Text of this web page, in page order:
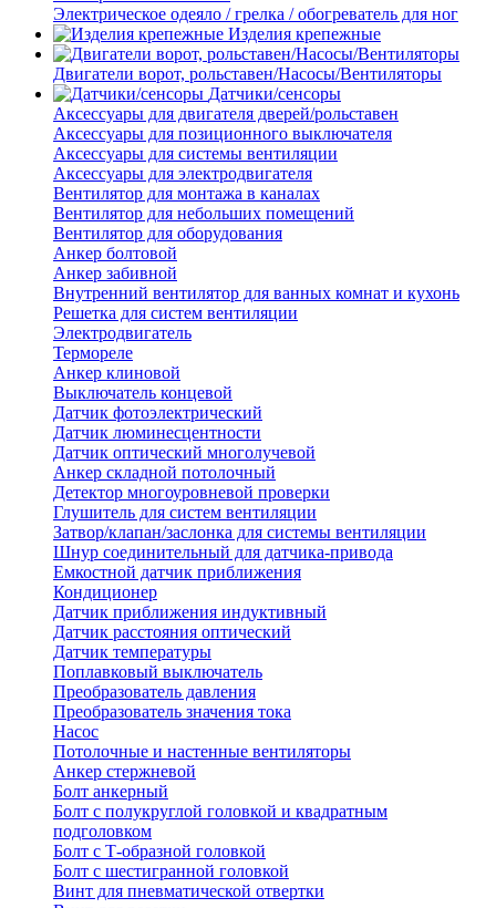
Электрическое одеяло / грелка / обогреватель для ног
Изделия крепежные
Двигатели ворот, рольставен/Насосы/Вентиляторы
Датчики/сенсоры
Аксессуары для двигателя дверей/рольставен
Аксессуары для позиционного выключателя
Аксессуары для системы вентиляции
Аксессуары для электродвигателя
Вентилятор для монтажа в каналах
Вентилятор для небольших помещений
Вентилятор для оборудования
Анкер болтовой
Анкер забивной
Внутренний вентилятор для ванных комнат и кухонь
Решетка для систем вентиляции
Электродвигатель
Термореле
Анкер клиновой
Выключатель концевой
Датчик фотоэлектрический
Датчик люминесцентности
Датчик оптический многолучевой
Анкер складной потолочный
Детектор многоуровневой проверки
Глушитель для систем вентиляции
Затвор/клапан/заслонка для системы вентиляции
Шнур соединительный для датчика-привода
Емкостной датчик приближения
Кондиционер
Датчик приближения индуктивный
Датчик расстояния оптический
Датчик температуры
Поплавковый выключатель
Преобразователь давления
Преобразователь значения тока
Насос
Потолочные и настенные вентиляторы
Анкер стержневой
Болт анкерный
Болт с полукруглой головкой и квадратным
подголовком
Болт с Т-образной головкой
Болт с шестигранной головкой
Винт для пневматической отвертки